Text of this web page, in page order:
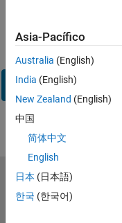
su
contraseña?
Iniciar
Asia-Pacífico
Australia (English)
India (English)
New Zealand (English)
中国
简体中文
English
日本 (日本語)
한국 (한국어)
América